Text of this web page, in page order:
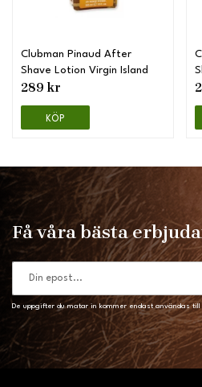
Clubman Pinaud After
Shave Lotion Virgin Island
289 kr
KÖP
Få våra bästa
De uppgifter du matar in kommer endast användas